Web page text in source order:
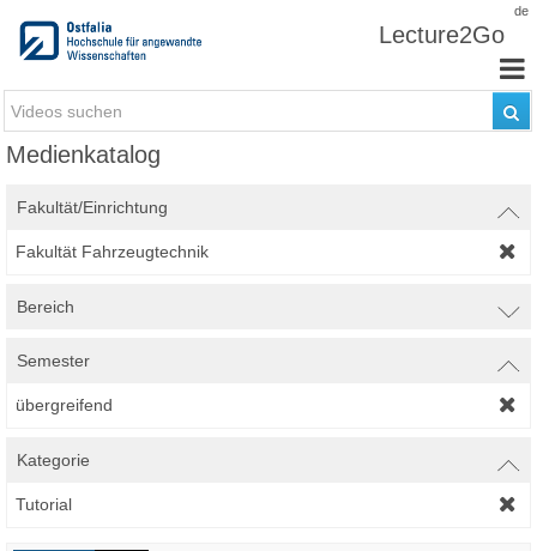
de
Lecture2Go
Medienkatalog
Fakultät/Einrichtung
Fakultät Fahrzeugtechnik
Bereich
Semester
übergreifend
Kategorie
Tutorial